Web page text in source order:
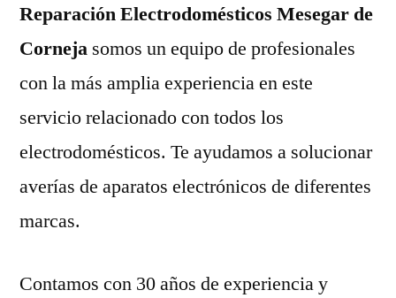
Reparación Electrodomésticos Mesegar de
Corneja somos un equipo de profesionales
con la más amplia experiencia en este
servicio relacionado con todos los
electrodomésticos. Te ayudamos a solucionar
averías de aparatos electrónicos de diferentes
marcas.
Contamos con 30 años de experiencia y